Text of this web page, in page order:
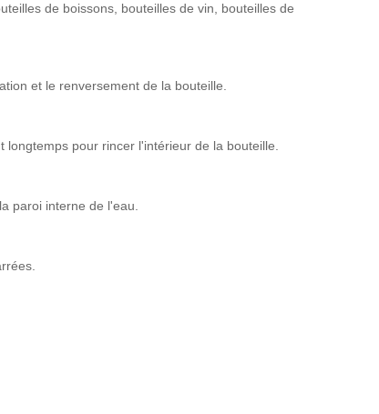
de boissons, bouteilles de vin, bouteilles de
et le renversement de la bouteille.
pour rincer l'intérieur de la bouteille.
paroi interne de l'eau.